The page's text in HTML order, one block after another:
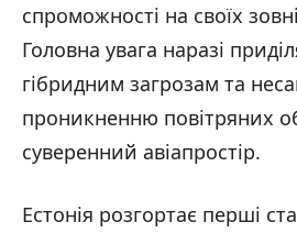
спроможності на своїх
Головна увага наразі
гібридним загрозам та
проникненню повітряних
суверенний авіапростір.
Естонія розгортає перші